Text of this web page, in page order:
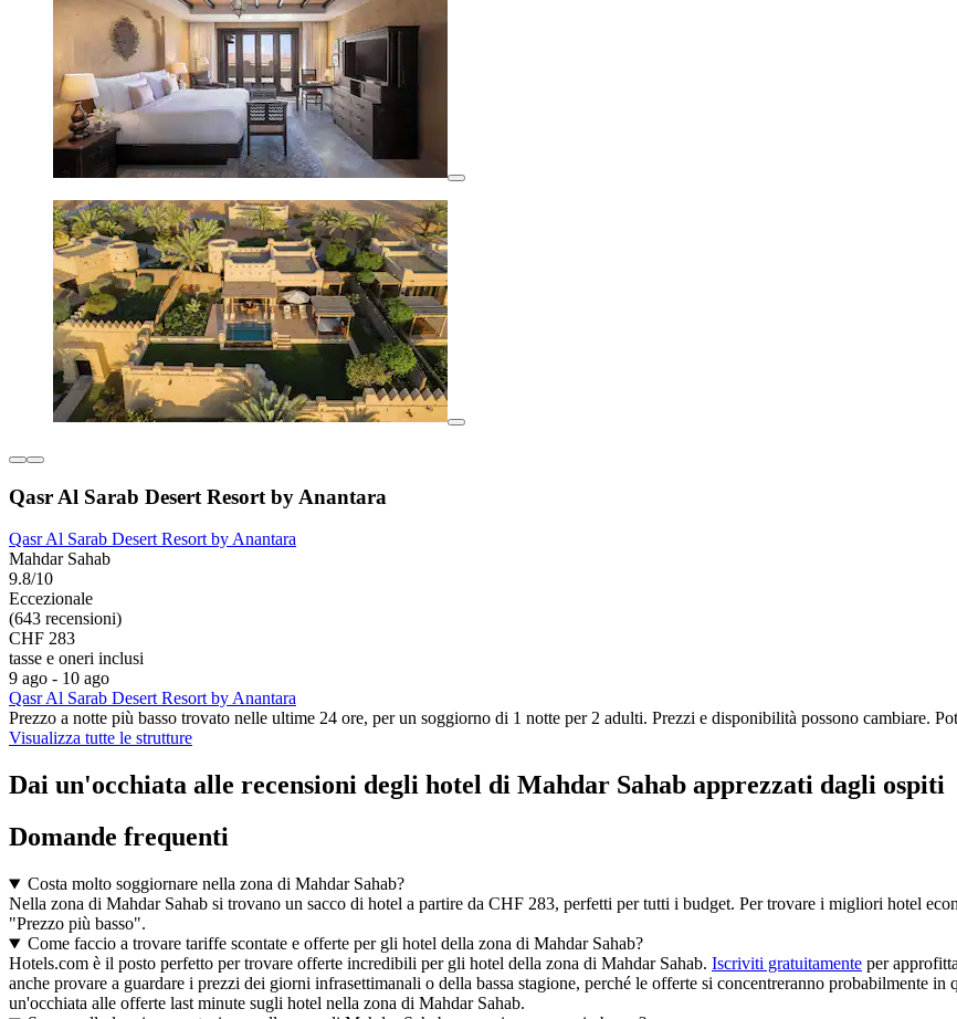
Qasr Al Sarab Desert Resort by Anantara
Qasr Al Sarab Desert Resort by Anantara
Mahdar Sahab
9.8/10
Eccezionale
(643 recensioni)
CHF 283
tasse e oneri inclusi
9 ago - 10 ago
Qasr Al Sarab Desert Resort by Anantara
Prezzo a notte più basso trovato nelle ultime 24 ore, per un soggiorno di 1 notte per 2 adulti. Prezzi e disponibilità possono cambiare.
Visualizza tutte le strutture
Dai un'occhiata alle recensioni degli hotel di Mahdar Sahab apprezzati dagli ospiti
Domande frequenti
Costa molto soggiornare nella zona di Mahdar Sahab?
Nella zona di Mahdar Sahab si trovano un sacco di hotel a partire da CHF 283, perfetti per tutti i budget. Per trovare i migliori hotel
"Prezzo più basso".
Come faccio a trovare tariffe scontate e offerte per gli hotel della zona di Mahdar Sahab?
Hotels.com è il posto perfetto per trovare offerte incredibili per gli hotel della zona di Mahdar Sahab. Iscriviti gratuitamente per
anche provare a guardare i prezzi dei giorni infrasettimanali o della bassa stagione, perché le offerte si concentreranno probabilmente
un'occhiata alle offerte last minute sugli hotel nella zona di Mahdar Sahab.